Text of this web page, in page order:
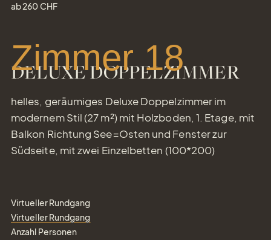
ab260 CHF
DELUXE DOPPELZIMMER
Zimmer 18
helles, geräumiges Deluxe Doppelzimmer im
modernem Stil (27 m²) mit Holzboden, 1. Etage, mit
Balkon Richtung See=Osten und Fenster zur
Südseite, mit zwei Einzelbetten (100*200)
Virtueller Rundgang
Virtueller Rundgang
Anzahl Personen